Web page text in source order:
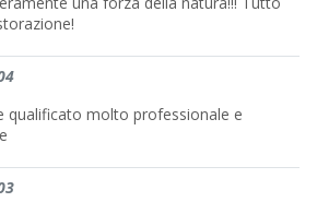
qualificato molto professionale e